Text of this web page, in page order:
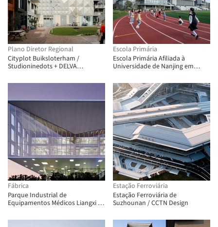
Plano Diretor Regional
Cityplot Buiksloterham /
Studioninedots + DELVA
Escola Primária
Escola Primária Afiliada à
Universidade de Nanjing em
Fábrica
Parque Industrial de
Equipamentos Médicos Liangxi /
Estação Ferroviária
Estação Ferroviária de
Suzhounan / CCTN Design